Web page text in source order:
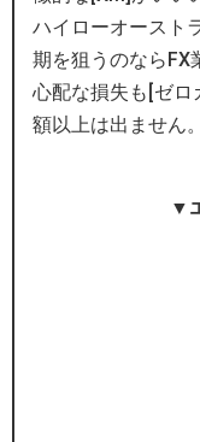
ハイローオースト
期を狙うのならFX
心配な損失も[ゼロ
額以上は出ません。
▼